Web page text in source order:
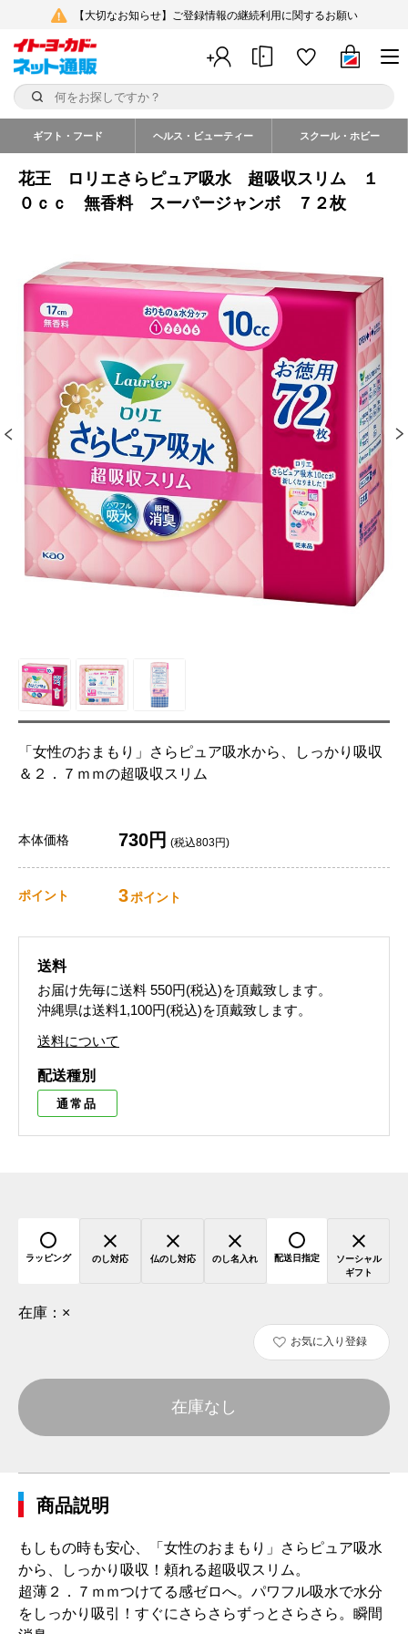
【大切なお知らせ】ご登録情報の継続利用に関するお願い
ギフト・フード ヘルス・ビューティー スクール・ホビー
花王 ロリエさらピュア吸水 超吸収スリム １
０ｃｃ 無香料 スーパージャンボ ７２枚
「女性のおまもり」さらピュア吸水から、しっかり吸収
＆２．７ｍｍの超吸収スリム
本体価格 730円 (税込803円)
ポイント 3ポイント
送料
お届け先毎に送料 550円(税込)を頂戴致します。
沖縄県は送料1,100円(税込)を頂戴致します。
送料について
配送種別
通常品
ラッピング のし対応 仏のし対応 のし名入れ 配送日指定
ソーシャル
ギフト
在庫： ×
お気に入り登録
在庫なし
商品説明
もしもの時も安心、「女性のおまもり」さらピュア吸水
から、しっかり吸収！頼れる超吸収スリム。
超薄２．７ｍｍつけてる感ゼロへ。パワフル吸水で水分
をしっかり吸引！すぐにさらさらずっとさらさら。瞬間